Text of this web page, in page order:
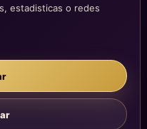
estadisticas o redes